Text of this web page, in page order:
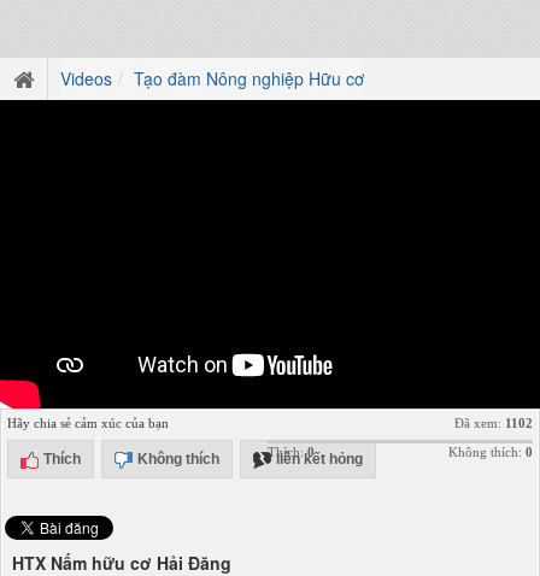
Videos Tạo đàm Nông nghiệp Hữu cơ
Hãy chia sẻ cảm xúc của bạn
Thích Không thích liên kết hỏng
Đã xem: 1102
Thích:0 Không thích: 0
HTX Nấm hữu cơ Hải Đăng